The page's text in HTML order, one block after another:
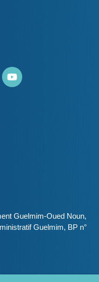
Guelmim-Oued Noun,
Guelmim, BP n°